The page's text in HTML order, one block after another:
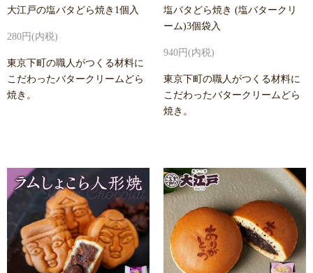
大江戸の塩バタどら焼き1個入
280円(内税)
東京下町の職人がつくる材料に
こだわったバタークリームどら
焼き。
塩バタどら焼き (塩バタークリ
ーム)3個袋入
940円(内税)
東京下町の職人がつくる材料に
こだわったバタークリームどら
焼き。